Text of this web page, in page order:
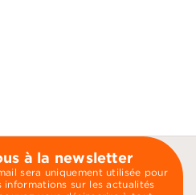
à la newsletter
sera uniquement utilisée pour
informations sur les actualités